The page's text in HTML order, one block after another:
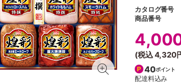
カタログ番号
商品番号
(税込4,320
40ポイント
配達料込み